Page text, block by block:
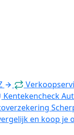
Kentekencheck
en koop je